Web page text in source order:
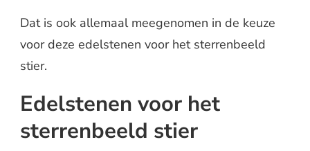
Dat is ook allemaal meegenomen in de keuze
voor deze edelstenen voor het sterrenbeeld
stier.
Edelstenen voor het
sterrenbeeld stier